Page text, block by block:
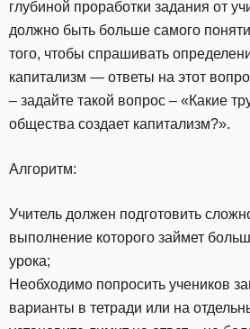
глубиной проработки задания от
должно быть больше самого
того, чтобы спрашивать
капитализм — ответы на этот
– задайте такой вопрос – «Какие
общества создает капитализм?».
Алгоритм:
Учитель должен подготовить
выполнение которого займет
урока;
Необходимо попросить учеников
варианты в тетради или на